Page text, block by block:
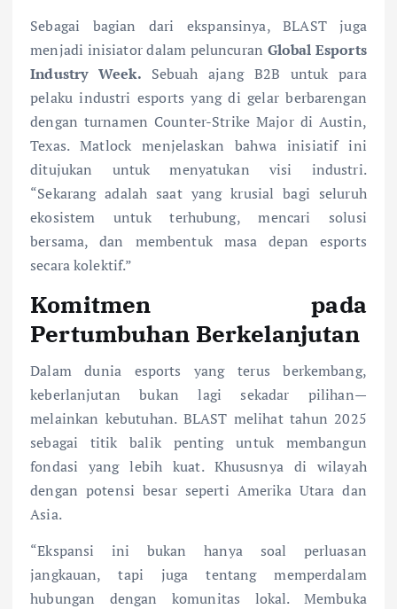
Sebagai bagian dari ekspansinya, BLAST juga
menjadi inisiator dalam peluncuran Global Esports
Industry Week. Sebuah ajang B2B untuk para
pelaku industri esports yang di gelar berbarengan
dengan turnamen Counter-Strike Major di Austin,
Texas. Matlock menjelaskan bahwa inisiatif ini
ditujukan untuk menyatukan visi industri.
“Sekarang adalah saat yang krusial bagi seluruh
ekosistem untuk terhubung, mencari solusi
bersama, dan membentuk masa depan esports
secara kolektif.”
Komitmen pada
Pertumbuhan Berkelanjutan
Dalam dunia esports yang terus berkembang,
keberlanjutan bukan lagi sekadar pilihan—
melainkan kebutuhan. BLAST melihat tahun 2025
sebagai titik balik penting untuk membangun
fondasi yang lebih kuat. Khususnya di wilayah
dengan potensi besar seperti Amerika Utara dan
Asia.
“Ekspansi ini bukan hanya soal perluasan
jangkauan, tapi juga tentang memperdalam
hubungan dengan komunitas lokal. Membuka